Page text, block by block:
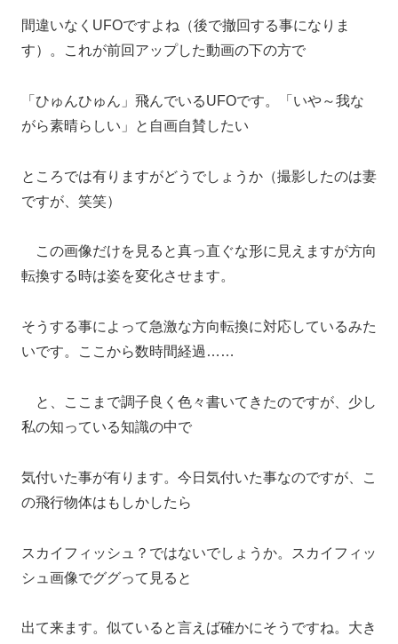
間違いなくUFOですよね（後で撤回する事になりま
す）。これが前回アップした動画の下の方で
「ひゅんひゅん」飛んでいるUFOです。「いや～我な
がら素晴らしい」と自画自賛したい
ところでは有りますがどうでしょうか（撮影したのは妻
ですが、笑笑）
この画像だけを見ると真っ直ぐな形に見えますが方向
転換する時は姿を変化させます。
そうする事によって急激な方向転換に対応しているみた
いです。ここから数時間経過……
と、ここまで調子良く色々書いてきたのですが、少し
私の知っている知識の中で
気付いた事が有ります。今日気付いた事なのですが、こ
の飛行物体はもしかしたら
スカイフィッシュ？ではないでしょうか。スカイフィッ
シュ画像でググって見ると
出て来ます。似ていると言えば確かにそうですね。大き